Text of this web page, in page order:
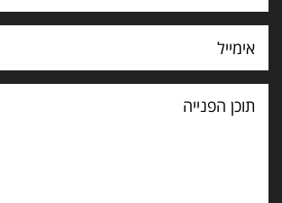
תוכן
הפנייה